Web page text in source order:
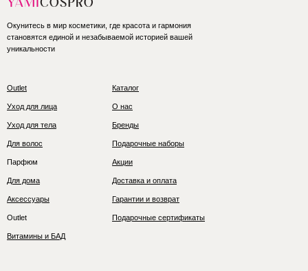
Outlet
Окунитесь в мир косметики, где красота и гармония
становятся единой и незабываемой историей вашей
уникальности
Уход для лица
Уход для тела
Для волос
Парфюм
Для дома
Аксессуары
Outlet
Витамины и БАД
Каталог
О нас
Бренды
Подарочные наборы
Акции
Доставка и оплата
Гарантии и возврат
Подарочные сертификаты